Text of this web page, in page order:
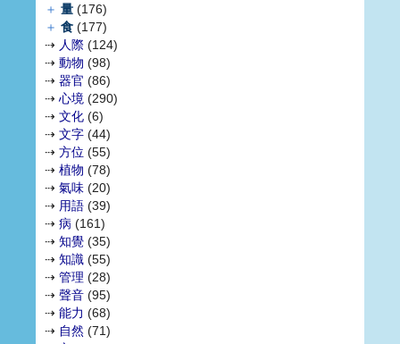
＋ 量 (176)
＋ 食 (177)
⇢ 人際 (124)
⇢ 動物 (98)
⇢ 器官 (86)
⇢ 心境 (290)
⇢ 文化 (6)
⇢ 文字 (44)
⇢ 方位 (55)
⇢ 植物 (78)
⇢ 氣味 (20)
⇢ 用語 (39)
⇢ 病 (161)
⇢ 知覺 (35)
⇢ 知識 (55)
⇢ 管理 (28)
⇢ 聲音 (95)
⇢ 能力 (68)
⇢ 自然 (71)